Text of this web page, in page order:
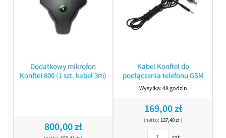
Dodatkowy mikrofon
Konftel 800 (1 szt. kabel 3m)
800,00 zł
Kabel Konftel do
podłączenia telefonu GSM
Wysyłka:48 godzin
169,00 zł
(netto: 137,40 zł)